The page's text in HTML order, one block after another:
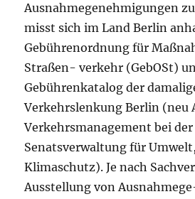
Ausnahmegenehmigungen
misst sich im Land Berlin
Gebührenordnung für
Straßen- verkehr (GebOSt)
Gebührenkatalog der
Verkehrslenkung Berlin (neu
Verkehrsmanagement bei der
Senatsverwaltung für
Klimaschutz). Je nach
Ausstellung von